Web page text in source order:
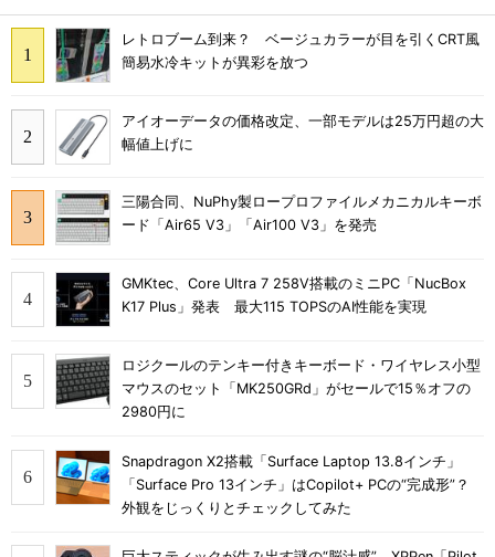
レトロブーム到来？ ベージュカラーが目を引くCRT風
簡易水冷キットが異彩を放つ
アイオーデータの価格改定、一部モデルは25万円超の大
幅値上げに
三陽合同、NuPhy製ロープロファイルメカニカルキーボ
ード「Air65 V3」「Air100 V3」を発売
GMKtec、Core Ultra 7 258V搭載のミニPC「NucBox
K17 Plus」発表 最大115 TOPSのAI性能を実現
ロジクールのテンキー付きキーボード・ワイヤレス小型
マウスのセット「MK250GRd」がセールで15％オフの
2980円に
Snapdragon X2搭載「Surface Laptop 13.8インチ」
「Surface Pro 13インチ」はCopilot+ PCの“完成形”？
外観をじっくりとチェックしてみた